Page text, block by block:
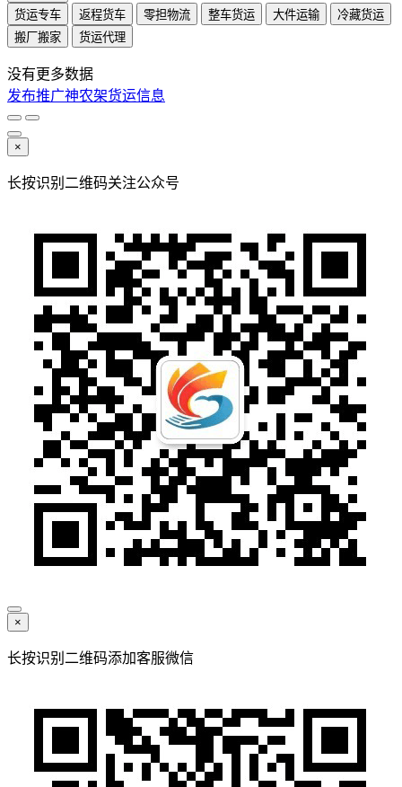
货运专车
返程货车 零担物流 整车货运 大件运输
冷藏货运
搬厂搬家
货运代理
没有更多数据
发布推广神农架货运信息
×
长按识别二维码关注公众号
×
长按识别二维码添加客服微信